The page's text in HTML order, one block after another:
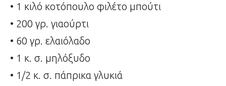
• 1 κιλό κοτόπουλο φιλέτο μπούτι
• 200 γρ. γιαούρτι
• 60 γρ. ελαιόλαδο
• 1 κ. σ. μηλόξυδο
• 1/2 κ. σ. πάπρικα γλυκιά